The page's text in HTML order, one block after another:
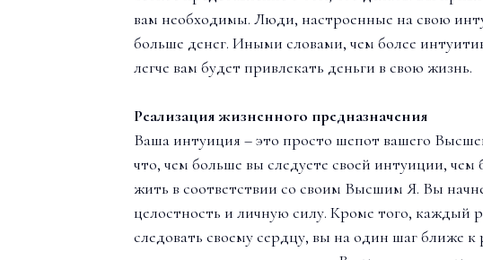
вам необходимы. Люди, настроенные на свою
больше денег. Иными словами, чем более
легче вам будет привлекать деньги в свою жизнь.
Реализация жизненного предназначения
Ваша интуиция – это просто шепот вашего
что, чем больше вы следуете своей интуиции, чем
жить в соответствии со своим Высшим Я. Вы
целостность и личную силу. Кроме того, каждый
следовать своему сердцу, вы на один шаг ближе к